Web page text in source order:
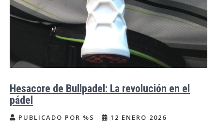
Hesacore de Bullpadel: La revolución en el
pádel
PUBLICADO POR %S 12 ENERO 2026